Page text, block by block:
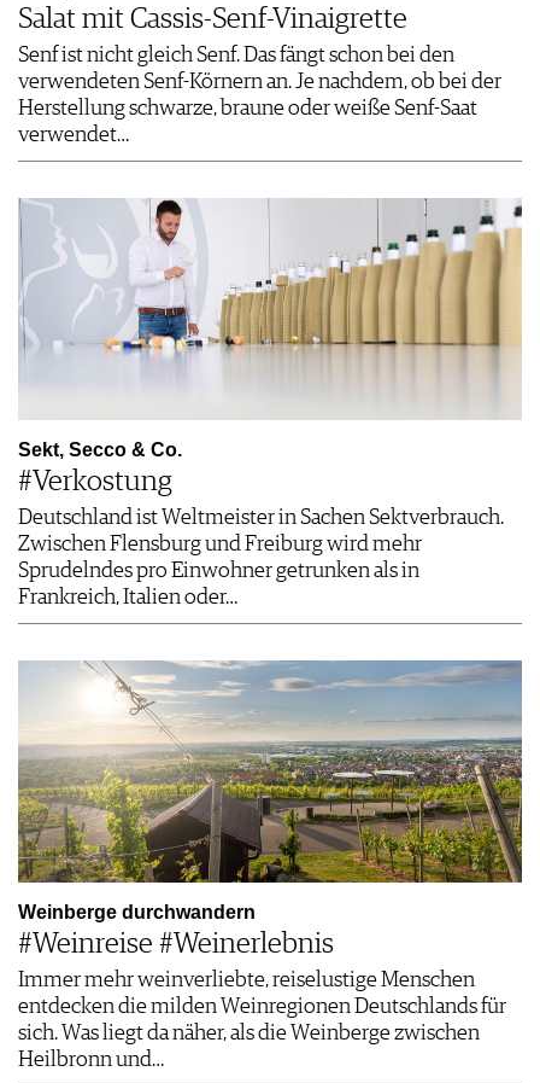
Salat mit Cassis-Senf-Vinaigrette
Senf ist nicht gleich Senf. Das fängt schon bei den
verwendeten Senf-Körnern an. Je nachdem, ob bei der
Herstellung schwarze, braune oder weiße Senf-Saat
verwendet…
Sekt, Secco & Co.
#Verkostung
Deutschland ist Weltmeister in Sachen Sektverbrauch.
Zwischen Flensburg und Freiburg wird mehr
Sprudelndes pro Einwohner getrunken als in
Frankreich, Italien oder…
Weinberge durchwandern
#Weinreise #Weinerlebnis
Immer mehr weinverliebte, reiselustige Menschen
entdecken die milden Weinregionen Deutschlands für
sich. Was liegt da näher, als die Weinberge zwischen
Heilbronn und…